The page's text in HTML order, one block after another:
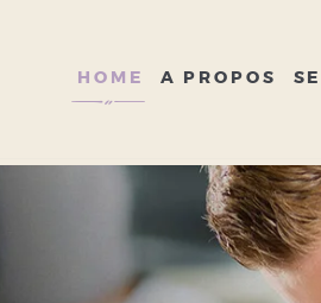
HOME A PROPOS